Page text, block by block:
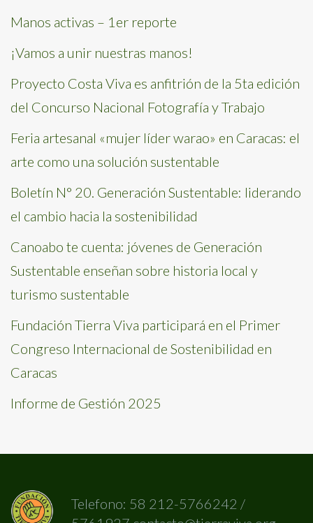
Manos activas – 1er reporte
¡Vamos a unir nuestras manos!
Proyecto Costa Viva es anfitrión de la 5ta edición
del Concurso Nacional Fotografía y Trabajo
Feria artesanal «mujer líder warao» en Caracas: el
arte como una solución sustentable
Boletín N° 20. Generación Sustentable: liderando
el cambio hacia la sostenibilidad
Canoabo te cuenta: jóvenes de Generación
Sustentable enseñan sobre historia local y
turismo sustentable
Fundación Tierra Viva participará en el Primer
Congreso Internacional de Sostenibilidad en
Caracas
Informe de Gestión 2025
Telefono: 58 212-5766242 /